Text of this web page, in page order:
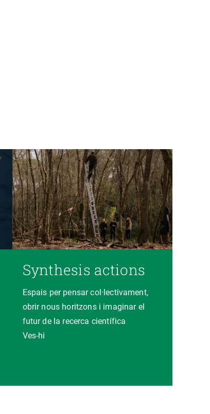
Synthesis actions
Espais per pensar col·lectivament,
obrir nous horitzons i imaginar el
futur de la recerca científica
Ves-hi